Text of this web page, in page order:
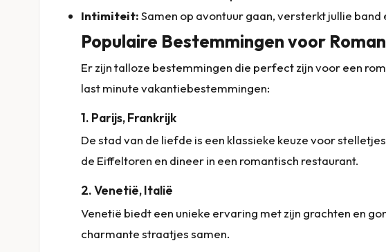
Intimiteit:Samen op avontuur gaan, versterkt jullie
Populaire Bestemmingen voor
Er zijn talloze bestemmingen die perfect zijn voor een
last minute vakantiebestemmingen:
1. Parijs, Frankrijk
De stad van de liefde is een klassieke keuze voor
de Eiffeltoren en dineer in een romantisch restaurant.
2. Venetië, Italië
Venetië biedt een unieke ervaring met zijn grachten en
charmante straatjes samen.